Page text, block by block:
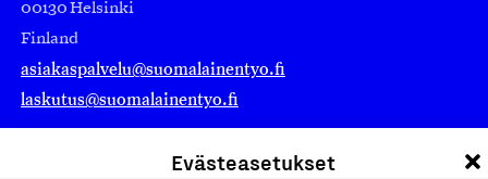
Evästeasetukset
00130 Helsinki
Finland
asiakaspalvelu@suomalainentyo.fi
laskutus@suomalainentyo.fi